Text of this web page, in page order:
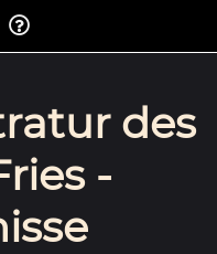
des
-